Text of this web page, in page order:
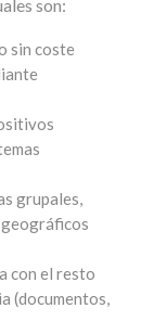
son:
sin coste
grupales,
con el resto
(documentos,